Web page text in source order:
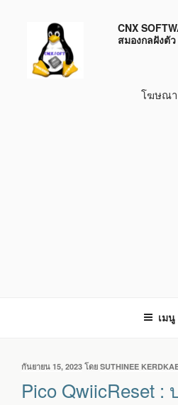
บทความ
CNX
สมองกลฝังตัว
โฆษณา
เมนู
เขียน
ที่
กันยายน 15, 2023 โดย SUTHINEE
Pico QwiicReset :